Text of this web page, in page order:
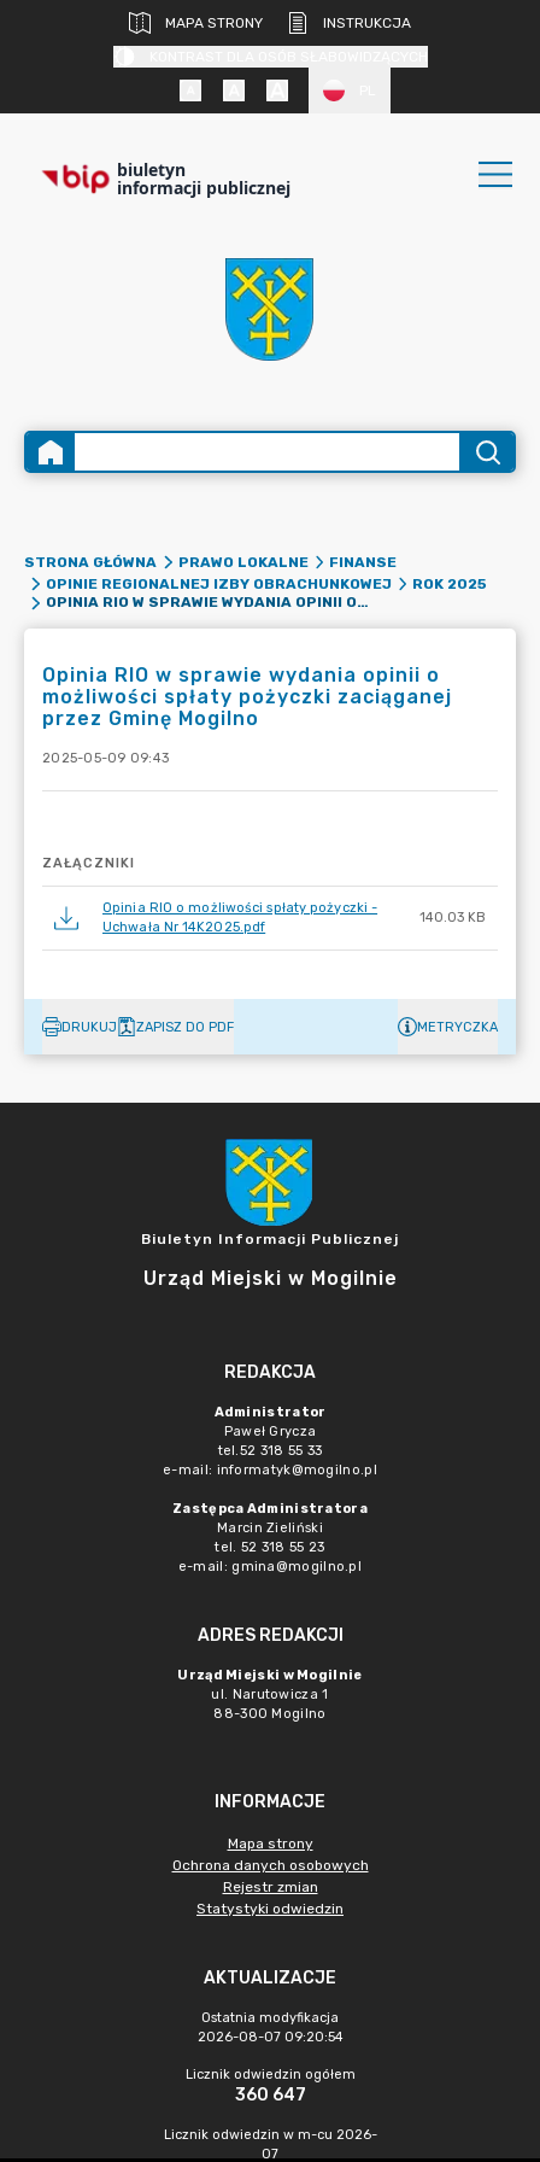
MAPA STRONY
INSTRUKCJA
biuletyn
informacji publicznej
STRONA GŁÓWNA PRAWO LOKALNE
FINANSE
OPINIE REGIONALNEJ IZBY OBRACHUNKOWEJ
ROK 2025
OPINIA RIO W SPRAWIE WYDANIA OPINII O MOŻLIWOŚCI SPŁATY POŻYCZKI ZACIĄGANEJ PRZEZ GMINĘ MOGILNO
Opinia RIO w sprawie wydania opinii o
możliwości spłaty pożyczki zaciąganej
przez Gminę Mogilno
2025-05-09 09:43
ZAŁĄCZNIKI
Opinia RIO o możliwości spłaty pożyczki -
Uchwała Nr 14K2025.pdf
140.03 KB
DRUKUJ ZAPISZ DO PDF METRYCZKA
Biuletyn Informacji Publicznej
Urząd Miejski w Mogilnie
REDAKCJA
Administrator
Paweł Grycza
tel.52 318 55 33
e-mail: informatyk@mogilno.pl
Zastępca Administratora
Marcin Zieliński
tel. 52 318 55 23
e-mail: gmina@mogilno.pl
ADRES REDAKCJI
Urząd Miejski w Mogilnie
ul. Narutowicza 1
88-300 Mogilno
INFORMACJE
Mapa strony
Ochrona danych osobowych
Rejestr zmian
Statystyki odwiedzin
AKTUALIZACJE
Ostatnia modyfikacja
2026-08-07 09:20:54
Licznik odwiedzin ogółem
360 647
Licznik odwiedzin w m-cu 2026-
07